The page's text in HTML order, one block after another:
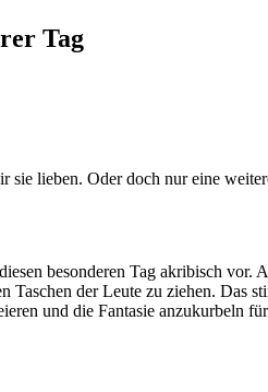
Tag
sie lieben. Oder doch nur eine
besonderen Tag akribisch
der Leute zu ziehen. Das
und die Fantasie anzukurbeln